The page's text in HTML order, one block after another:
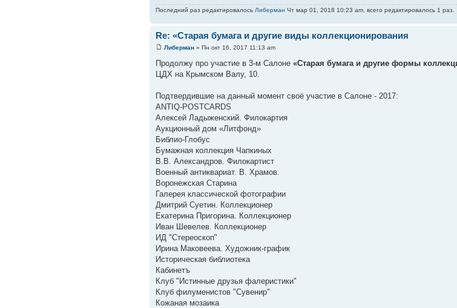
Последний раз редактировалось Либерман Чт мар 01, 2018 10:23 am, всего редактировалось 1 раз.
Re: «Старая бумага и другие виды коллекционирования
Либерман » Пн окт 16, 2017 11:13 am
Продолжу про участие в 3-м Салоне «Старая бумага и другие формы
ЦДХ на Крымском Валу, 10.
Подтвердившие на данный момент своё участие в Салоне - 2017:
ANTIQ-POSTCARDS
Алексей Ладыженский. Филокартия
Аукционный дом «Литфонд»
Библио-Глобус
Бумажная коллекция Чапкиных
В.В. Александров. Филокартист
Военный антиквариат. В. Храмов.
Воронежская Старина
Галерея классической фотографии
Дмитрий Суетин. Коллекционер
Екатерина Пригорина. Коллекционер
Иван Шевелев. Коллекционер
ИД "Стереоскоп"
Ирина Маковеева. Художник-график
Историческая библиотека
Кабинетъ
Клуб "Истинные друзья фалеристики"
Клуб филуменистов "Сувенир"
Кожаная мозаика